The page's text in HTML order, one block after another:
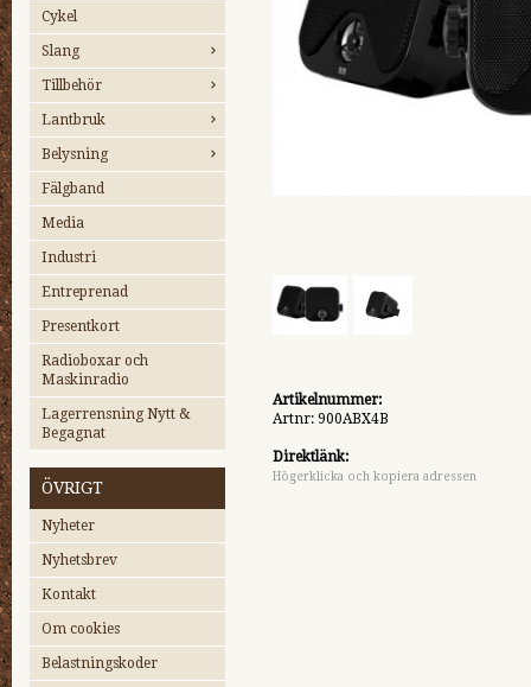
Cykel
Slang
Tillbehör
Lantbruk
Belysning
Fälgband
Media
Industri
Entreprenad
Presentkort
Radioboxar och
Maskinradio
Lagerrensning Nytt &
Begagnat
ÖVRIGT
Nyheter
Nyhetsbrev
Kontakt
Om cookies
Belastningskoder
Artikelnummer:
Artnr: 900ABX4B
Direktlänk:
Högerklicka och kopiera adressen